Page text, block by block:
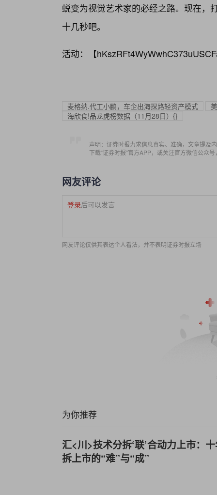
蜕变为视觉艺术家的必经之路。现在，
十几秒吧。
活动：【
麦格纳.代工小鹏，车企出海探路轻资产模式
海欣食!品龙虎榜数据（11月28日）{}
声明：证券时报力求信息真实、准确，文章提及
下载“证券时报”官方APP，或关注官方微信公众
网友评论
登录后可以发言
网友评论仅供其表达个人看法，并不表明证券时报立场
为你推荐
汇<川>技术分拆‘联’合动力上市：
拆上市的“难”与“成”